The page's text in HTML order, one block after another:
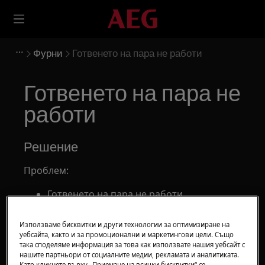
Фурни Готвенето на пара не работи
Готвенето на пара не
работи
Решение
Проблем:
Готвенето на пара не работи
функция за пара е незадоволителен
Отнася се за:
Използваме бисквитки и други технологии за оптимизиране на
уебсайта, както и за промоционални и маркетингови цели. Също
така споделяме информация за това как използвате нашия уебсайт с
нашите партньори от социалните медии, рекламата и аналитиката.